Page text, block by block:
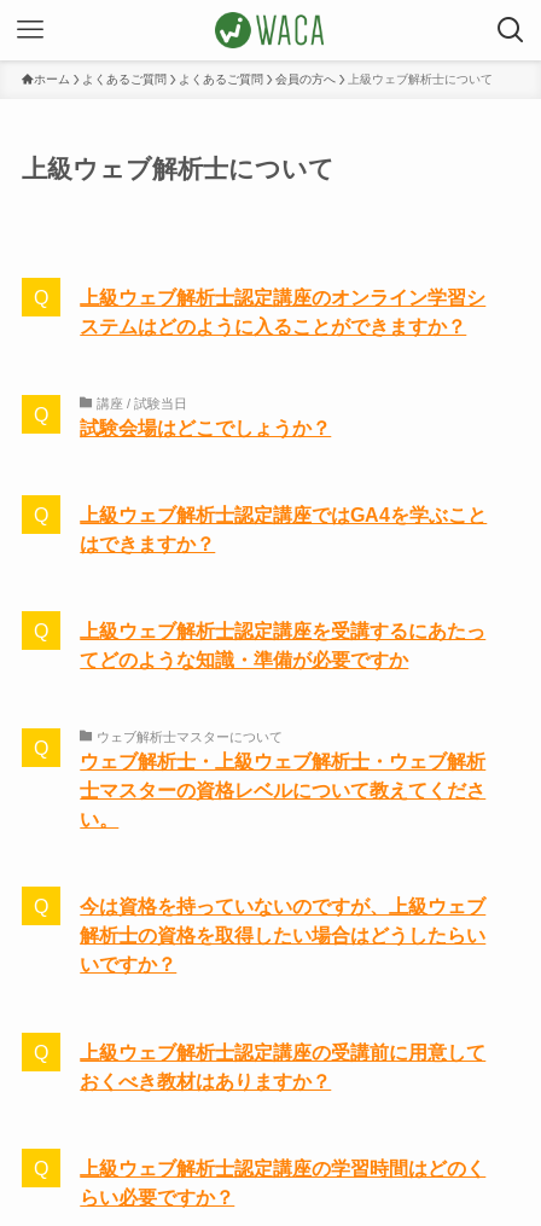
ホーム よくあるご質問 よくあるご質問 会員の方へ 上級ウェブ解析士について
上級ウェブ解析士について
上級ウェブ解析士認定講座のオンライン学習シ
ステムはどのように入ることができますか？
講座 / 試験当日
試験会場はどこでしょうか？
上級ウェブ解析士認定講座ではGA4を学ぶこと
はできますか？
上級ウェブ解析士認定講座を受講するにあたっ
てどのような知識・準備が必要ですか
ウェブ解析士マスターについて
ウェブ解析士・上級ウェブ解析士・ウェブ解析
士マスターの資格レベルについて教えてくださ
い。
今は資格を持っていないのですが、上級ウェブ
解析士の資格を取得したい場合はどうしたらい
いですか？
上級ウェブ解析士認定講座の受講前に用意して
おくべき教材はありますか？
上級ウェブ解析士認定講座の学習時間はどのく
らい必要ですか？